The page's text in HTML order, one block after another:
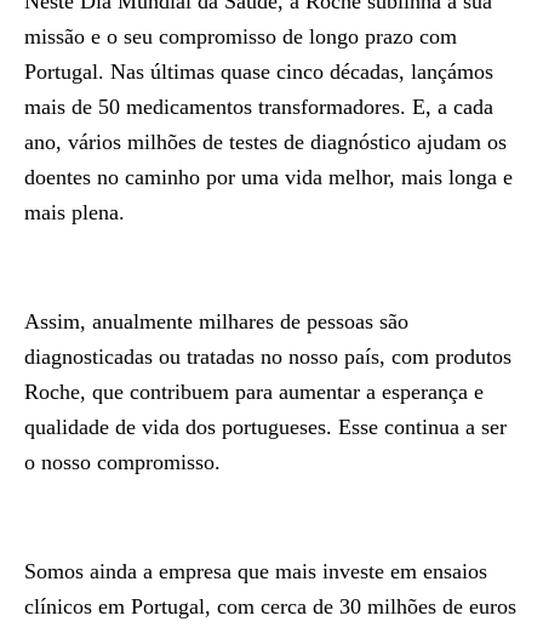
missão e o seu compromisso de longo prazo com
Portugal. Nas últimas quase cinco décadas, lançámos
mais de 50 medicamentos transformadores. E, a cada
ano, vários milhões de testes de diagnóstico ajudam os
doentes no caminho por uma vida melhor, mais longa e
mais plena.
Assim, anualmente milhares de pessoas são
diagnosticadas ou tratadas no nosso país, com produtos
Roche, que contribuem para aumentar a esperança e
qualidade de vida dos portugueses. Esse continua a ser
o nosso compromisso.
Somos ainda a empresa que mais investe em ensaios
clínicos em Portugal, com cerca de 30 milhões de euros